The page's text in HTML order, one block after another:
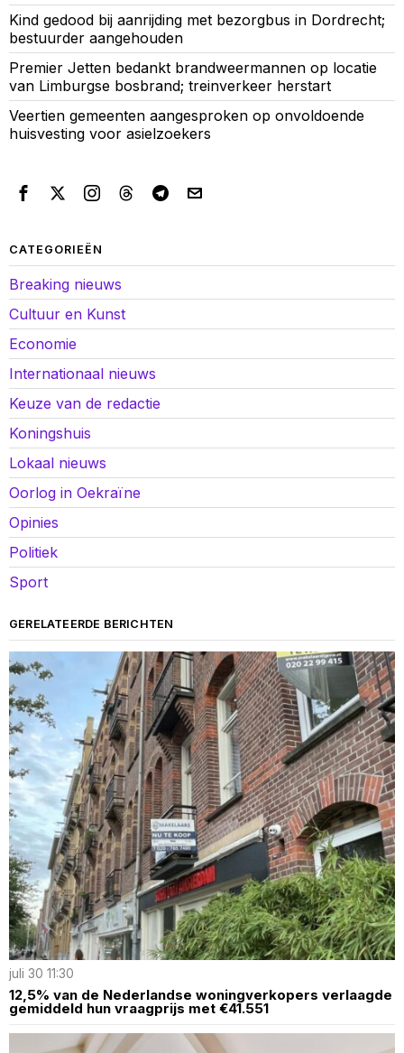
Kind gedood bij aanrijding met bezorgbus in Dordrecht;
bestuurder aangehouden
Premier Jetten bedankt brandweermannen op locatie
van Limburgse bosbrand; treinverkeer herstart
Veertien gemeenten aangesproken op onvoldoende
huisvesting voor asielzoekers
CATEGORIEËN
Breaking nieuws
Cultuur en Kunst
Economie
Internationaal nieuws
Keuze van de redactie
Koningshuis
Lokaal nieuws
Oorlog in Oekraïne
Opinies
Politiek
Sport
GERELATEERDE BERICHTEN
juli 30 11:30
12,5% van de Nederlandse woningverkopers verlaagde
gemiddeld hun vraagprijs met €41.551